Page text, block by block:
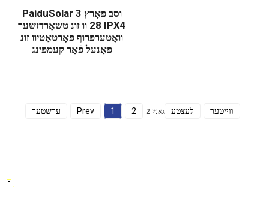
PaiduSolar 3 וסב פּאָרץ
28 וו זונ טשאַרדזשער IPX4
וואָטערפּרוף פּאָרטאַטיוו זונ
פּאַנעל פֿאַר קעמפּינג
ערשטער Prev 1 2 ווייַטער לעצטע גאַנץ 2